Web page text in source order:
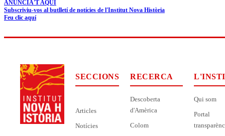
ANUNCIA'T AQUÍ
Subscriviu-vos al butlletí de notícies de l'Institut Nova Història
Feu clic aquí
SECCIONS
Articles
Notícies
RECERCA
Descoberta
d'Amèrica
Colom
Qui som
Portal